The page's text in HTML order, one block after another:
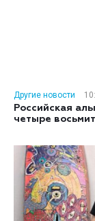
Другие новости
Российская
четыре